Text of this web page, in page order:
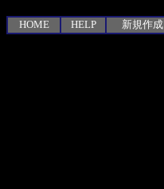
HOME HELP 新規作成